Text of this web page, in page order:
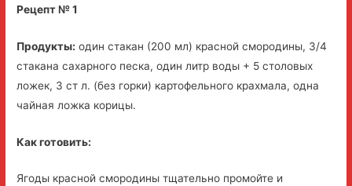
Рецепт № 1
Продукты: один стакан (200 мл) красной смородины, 3/4
стакана сахарного песка, один литр воды + 5 столовых
ложек, 3 ст л. (без горки) картофельного крахмала, одна
чайная ложка корицы.
Как готовить:
Ягоды красной смородины тщательно промойте и